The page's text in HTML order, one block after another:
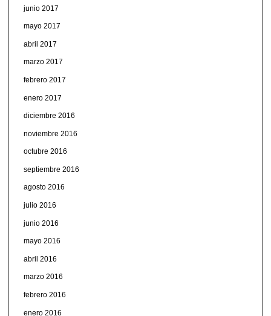
junio 2017
mayo 2017
abril 2017
marzo 2017
febrero 2017
enero 2017
diciembre 2016
noviembre 2016
octubre 2016
septiembre 2016
agosto 2016
julio 2016
junio 2016
mayo 2016
abril 2016
marzo 2016
febrero 2016
enero 2016